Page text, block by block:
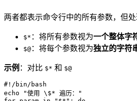
两者都表示命令行中的所有参数，但处
$* ：将所有参数视为一个整体字
$@ ：将每个参数视为独立的字符
示例 ：对比 $* 和 $@
#!/bin/bash
echo
"使用 \$* 遍历："